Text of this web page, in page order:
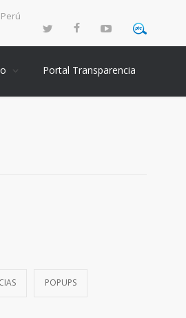
Portal Transparencia
POPUPS